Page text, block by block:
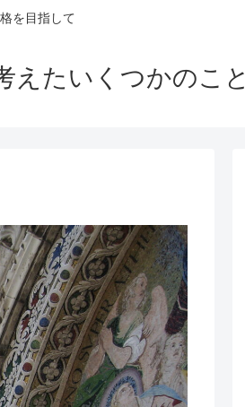
を目指して
えたいくつかのこと